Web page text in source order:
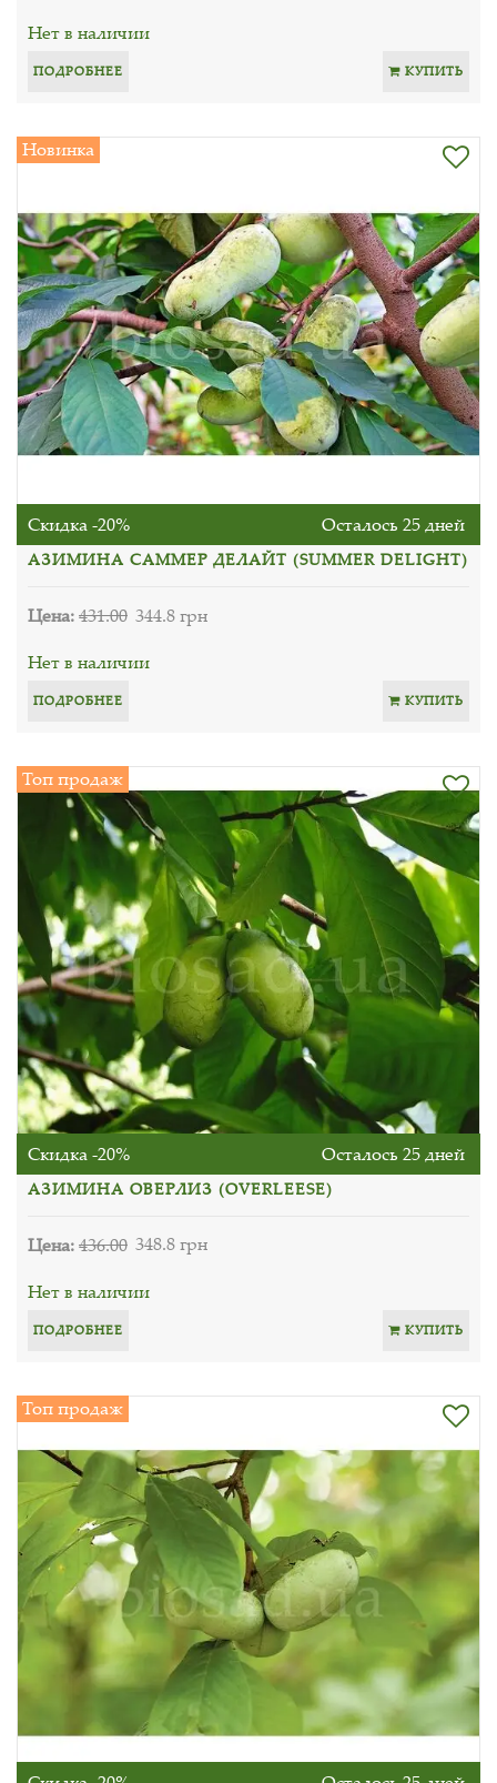
Нет в наличии
ПОДРОБНЕЕ КУПИТЬ
Новинка
Скидка -20% Осталось 25 дней
АЗИМИНА САММЕР ДЕЛАЙТ (SUMMER DELIGHT)
Цена:431.00 344.8 грн
Нет в наличии
ПОДРОБНЕЕ КУПИТЬ
Топ продаж
Скидка -20% Осталось 25 дней
АЗИМИНА ОВЕРЛИЗ (OVERLEESE)
Цена:436.00 348.8 грн
Нет в наличии
ПОДРОБНЕЕ КУПИТЬ
Топ продаж